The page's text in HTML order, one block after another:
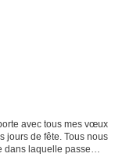
avec tous mes vœux
jours de fête. Tous nous
dans laquelle passe